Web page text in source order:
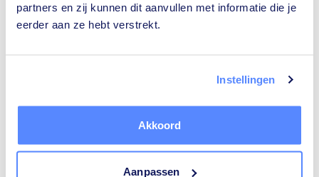
partners en zij kunnen dit aanvullen met informatie die je
eerder aan ze hebt verstrekt.
Instellingen
Akkoord
Aanpassen
Vloerverwarming-